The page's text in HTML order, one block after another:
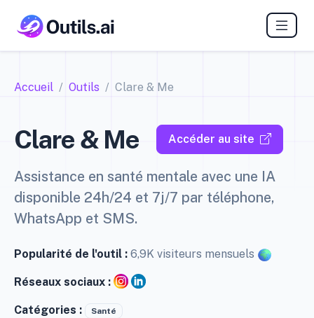
Accueil Outils Clare & Me
Clare & Me Accéder au site
Assistance en santé mentale avec une IA
disponible 24h/24 et 7j/7 par téléphone,
WhatsApp et SMS.
Popularité de l'outil : 6,9K visiteurs mensuels
Réseaux sociaux :
Catégories : Santé